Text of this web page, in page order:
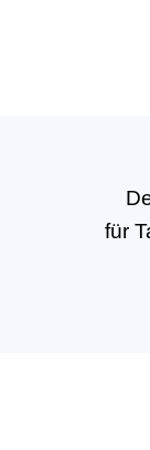
für